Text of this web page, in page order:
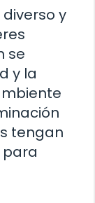
y
se
y la
tengan